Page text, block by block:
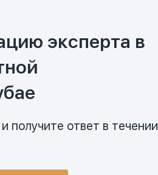
эксперта в
получите ответ в течении